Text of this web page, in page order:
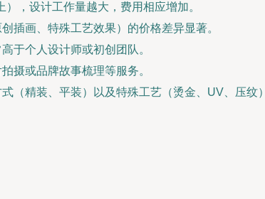
，设计工作量越大，费用相应增加。
插画、特殊工艺效果）的价格差异显著。
于个人设计师或初创团队。
摄或品牌故事梳理等服务。
（精装、平装）以及特殊工艺（烫金、UV、压纹